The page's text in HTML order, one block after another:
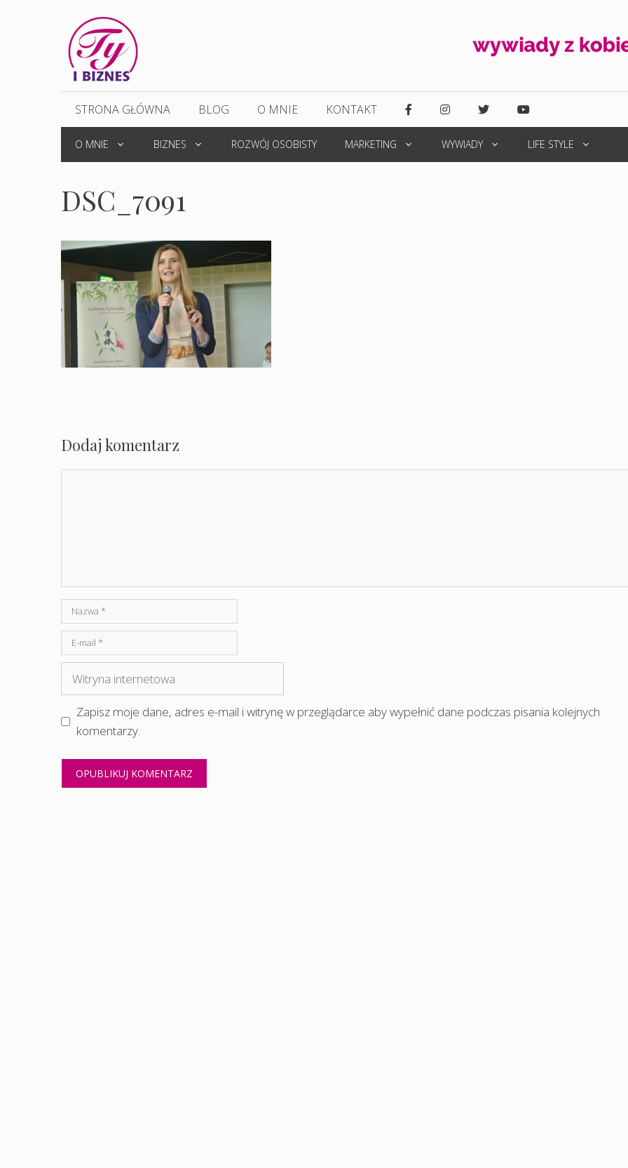
STRONA GŁÓWNA BLOG O MNIE KONTAKT
O MNIE BIZNES ROZWÓJ OSOBISTY MARKETING WYWIADY LIFE STYLE
DSC_7091
Dodaj komentarz
Nazwa
mail
Witryna
internetowa
Zapisz moje dane, adres e-mail i witrynę w przeglądarce aby wypełnić dane podczas pisania kolejnych
komentarzy.